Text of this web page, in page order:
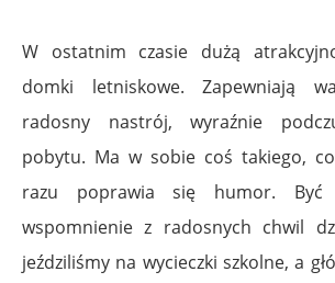
W ostatnim czasie dużą
domki letniskowe. Zapewniają
radosny nastrój, wyraźnie
pobytu. Ma w sobie coś takiego,
razu poprawia się humor.
wspomnienie z radosnych chwil
jeździliśmy na wycieczki szkolne, a